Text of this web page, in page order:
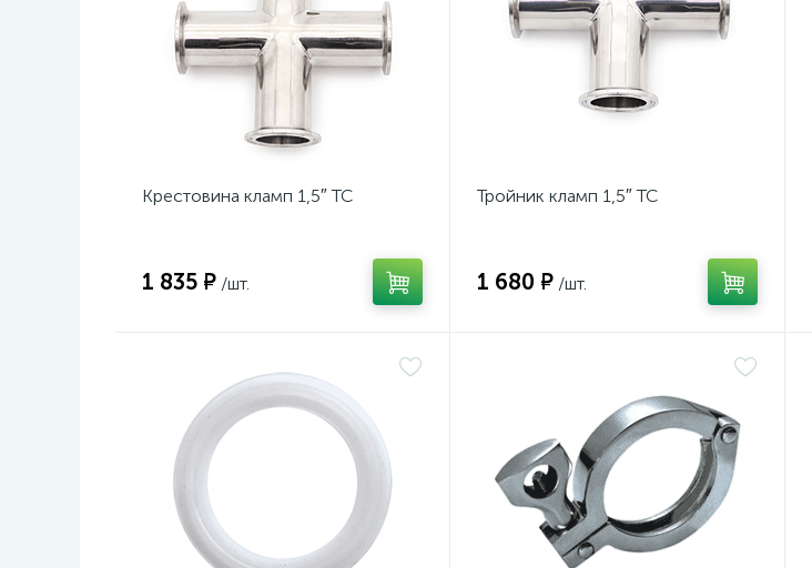
Крестовина кламп 1,5″ TC
1 835 ₽ /шт.
Тройник кламп 1,5″ TC
1 680 ₽ /шт.